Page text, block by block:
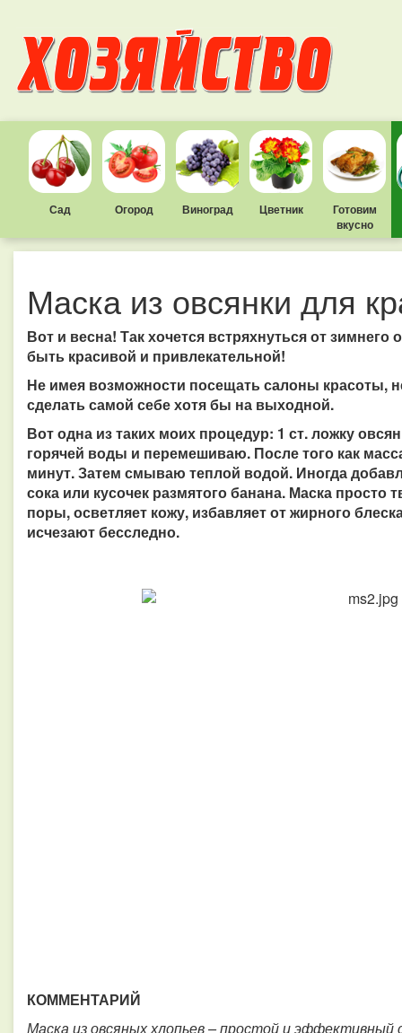
Сад Огород Виноград Цветник
Готовим
вкусно
Маска из овсянки для
Вот и весна! Так хочется встряхнуться от
быть красивой и привлекательной!
Не имея возможности посещать салоны красоты,
сделать самой себе хотя бы на выходной.
Вот одна из таких моих процедур: 1 ст. ложку
горячей воды и перемешиваю. После того как
минут. Затем смываю теплой водой. Иногда
сока или кусочек размятого банана. Маска просто
поры, осветляет кожу, избавляет от жирного
исчезают бесследно.
КОММЕНТАРИЙ
Маска из овсяных хлопьев – простой и